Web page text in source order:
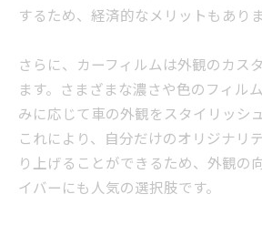
するため、経済的なメリットもありま
さらに、カーフィルムは外観のカス
ます。さまざまな濃さや色のフィル
みに応じて車の外観をスタイリッシ
これにより、自分だけのオリジナリ
り上げることができるため、外観の
イバーにも人気の選択肢です。